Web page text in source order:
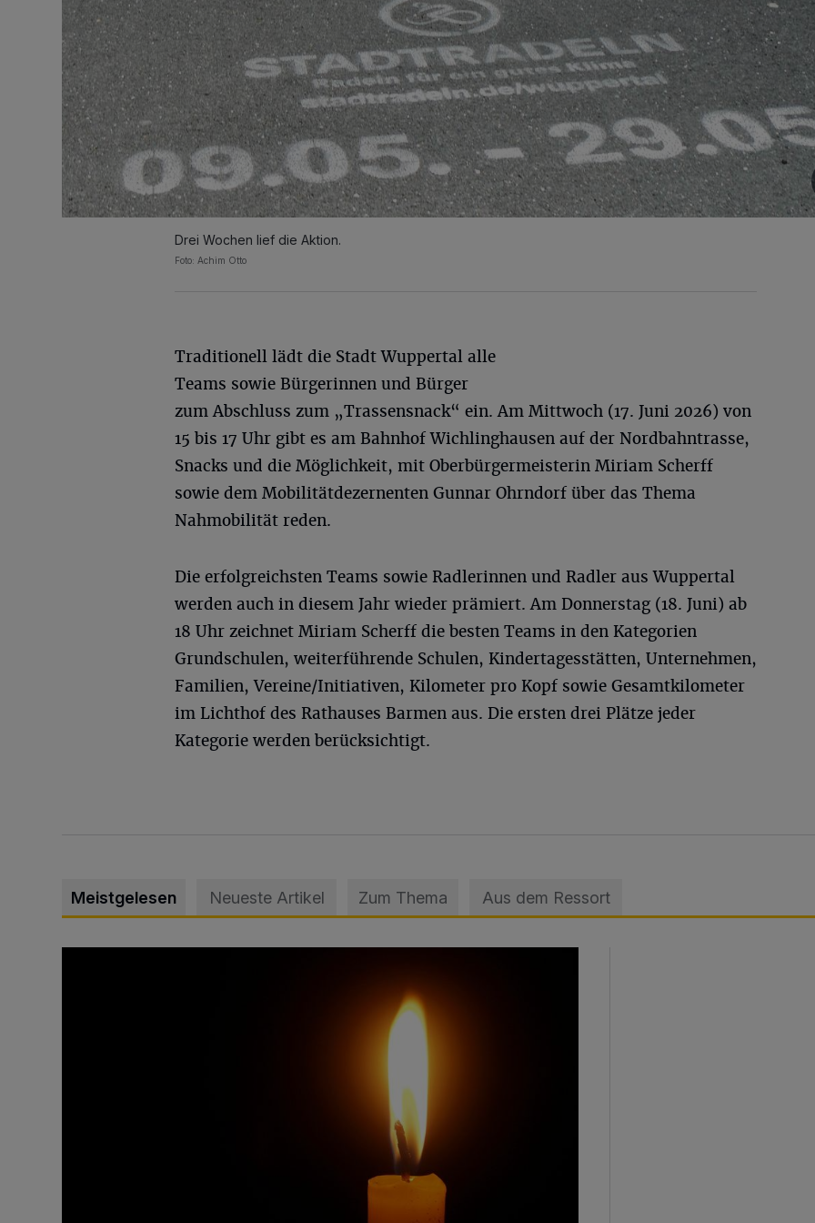
Drei Wochen lief die Aktion.
Foto: Achim Otto
Traditionell lädt die Stadt Wuppertal alle
Teams sowie Bürgerinnen und Bürger
zum Abschluss zum „Trassensnack“ ein. Am Mittwoch (17. Juni 2026) von
15 bis 17 Uhr gibt es am Bahnhof Wichlinghausen auf der Nordbahntrasse,
Snacks und die Möglichkeit, mit Oberbürgermeisterin Miriam Scherff
sowie dem Mobilitätdezernenten Gunnar Ohrndorf über das Thema
Nahmobilität reden.
Die erfolgreichsten Teams sowie Radlerinnen und Radler aus Wuppertal
werden auch in diesem Jahr wieder prämiert. Am Donnerstag (18. Juni) ab
18 Uhr zeichnet Miriam Scherff die besten Teams in den Kategorien
Grundschulen, weiterführende Schulen, Kindertagesstätten, Unternehmen,
Familien, Vereine/Initiativen, Kilometer pro Kopf sowie Gesamtkilometer
im Lichthof des Rathauses Barmen aus. Die ersten drei Plätze jeder
Kategorie werden berücksichtigt.
Meistgelesen Neueste Artikel Zum Thema Aus dem Ressort